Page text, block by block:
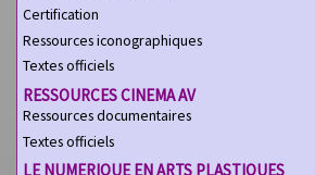
Certification
Ressources iconographiques
Textes officiels
RESSOURCES CINEMA AV
Ressources documentaires
Textes officiels
LE NUMERIQUE EN ARTS PLASTIQUES